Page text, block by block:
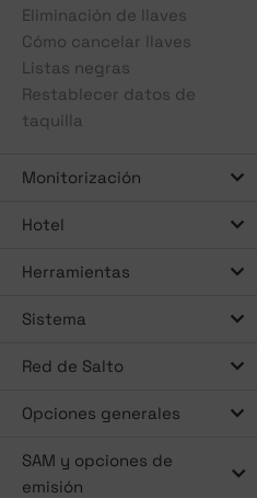
Eliminación de llaves
Cómo cancelar llaves
Listas negras
Restablecer datos de
taquilla
Monitorización
Hotel
Herramientas
Sistema
Red de Salto
Opciones generales
SAM y opciones de
emisión